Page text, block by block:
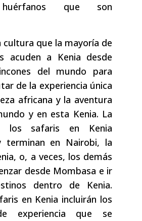
que son
cultura que la mayoría de
acuden a Kenia desde
del mundo para
de la experiencia única
africana y la aventura
y en esta Kenia. La
los safaris en Kenia
terminan en Nairobi, la
o, a veces, los demás
desde Mombasa e ir
dentro de Kenia.
en Kenia incluirán los
experiencia que se